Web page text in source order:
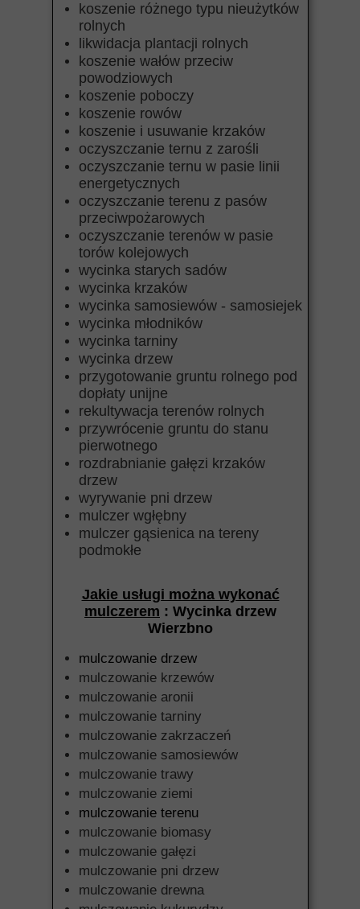
koszenie różnego typu nieużytków
rolnych
likwidacja plantacji rolnych
koszenie wałów przeciw
powodziowych
koszenie poboczy
koszenie rowów
koszenie i usuwanie krzaków
oczyszczanie ternu z zarośli
oczyszczanie ternu w pasie linii
energetycznych
oczyszczanie terenu z pasów
przeciwpożarowych
oczyszczanie terenów w pasie
torów kolejowych
wycinka starych sadów
wycinka krzaków
wycinka samosiewów - samosiejek
wycinka młodników
wycinka tarniny
wycinka drzew
przygotowanie gruntu rolnego pod
dopłaty unijne
rekultywacja terenów rolnych
przywrócenie gruntu do stanu
pierwotnego
rozdrabnianie gałęzi krzaków
drzew
wyrywanie pni drzew
mulczer wgłębny
mulczer gąsienica na tereny
podmokłe
Jakie usługi można wykonać
mulczerem : Wycinka drzew
Wierzbno
mulczowanie drzew
mulczowanie krzewów
mulczowanie aronii
mulczowanie tarniny
mulczowanie zakrzaczeń
mulczowanie samosiewów
mulczowanie trawy
mulczowanie ziemi
mulczowanie terenu
mulczowanie biomasy
mulczowanie gałęzi
mulczowanie pni drzew
mulczowanie drewna